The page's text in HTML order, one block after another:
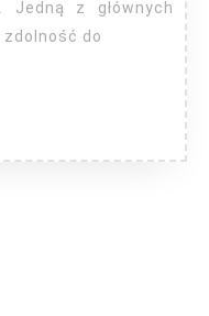
Jedną z głównych
do